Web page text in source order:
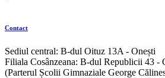
Contact
Sediul central: B-dul Oituz 13A - Onești
Filiala Cosânzeana: B-dul Republicii 43 -
(Parterul Școlii Gimnaziale George